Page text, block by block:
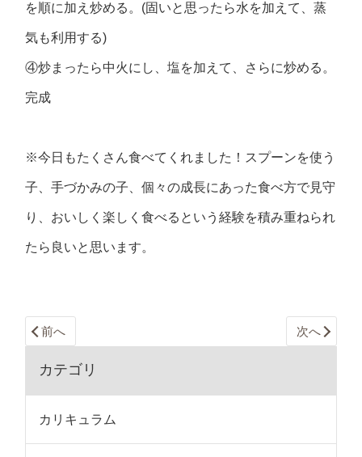
を順に加え炒める。(固いと思ったら水を加えて、蒸
気も利用する)
④炒まったら中火にし、塩を加えて、さらに炒める。
完成
※今日もたくさん食べてくれました！スプーンを使う
子、手づかみの子、個々の成長にあった食べ方で見守
り、おいしく楽しく食べるという経験を積み重ねられ
たら良いと思います。
前へ 次へ
カテゴリ
カリキュラム